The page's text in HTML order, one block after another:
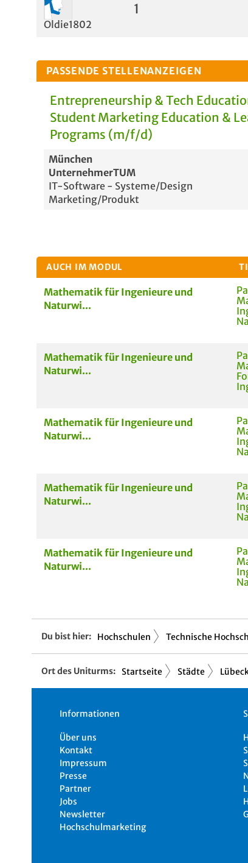
Oldie1802
1
PASSENDE STELLENANZEIGEN
Entrepreneurship & Tech
Student Marketing Education &
Programs (m/f/d)
München
UnternehmerTUM
IT-Software - Systeme/Design
Marketing/Produkt
AUCH IM MODUL
Mathematik für Ingenieure und
Naturwi...
Mathematik für Ingenieure und
Naturwi...
Mathematik für Ingenieure und
Naturwi...
Mathematik für Ingenieure und
Naturwi...
Mathematik für Ingenieure und
Naturwi...
Du bist hier: Hochschulen Technische
Ort des Uniturms: Startseite Städte
Informationen
Über uns
Kontakt
Impressum
Presse
Partner
Jobs
Newsletter
Hochschulmarketing